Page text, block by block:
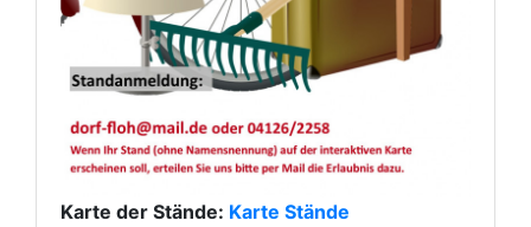
Karte der Stände: Karte Stände